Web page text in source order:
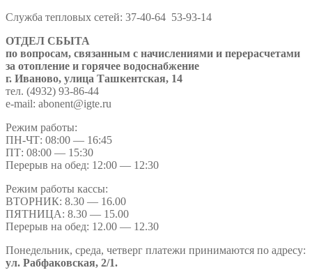
Служба тепловых сетей: 37-40-64 53-93-14
ОТДЕЛ СБЫТА
по вопросам, связанным с начислениями и перерасчетами
за отопление и горячее водоснабжение
г. Иваново, улица Ташкентская, 14
тел. (4932) 93-86-44
e-mail: abonent@igte.ru
Режим работы:
ПН-ЧТ: 08:00 — 16:45
ПТ: 08:00 — 15:30
Перерыв на обед: 12:00 — 12:30
Режим работы кассы:
ВТОРНИК: 8.30 — 16.00
ПЯТНИЦА: 8.30 — 15.00
Перерыв на обед: 12.00 — 12.30
Понедельник, среда, четверг платежи принимаются по адресу:
ул. Рабфаковская, 2/1.